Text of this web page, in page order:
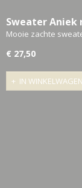
Sweater Aniek
Mooie zachte
€ 27,50
IN WINKELWAGEN